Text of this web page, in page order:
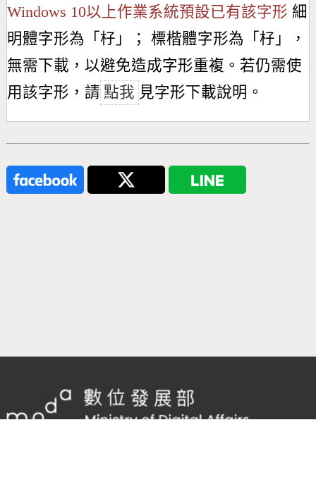
Windows 10以上作業系統預設已有該字形 細
明體字形為「 杍 」； 標楷體字形為「 杍 」，
無需下載，以避免造成字形重複。若仍需使
用該字形，請 點我 見字形下載說明。